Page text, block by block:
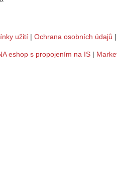
užití | Ochrana osobních údajů
eshop s propojením na IS |